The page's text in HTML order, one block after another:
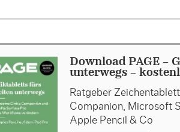
Download PAGE -
unterwegs -
Ratgeber
Companion, Microsoft
Apple Pencil & Co